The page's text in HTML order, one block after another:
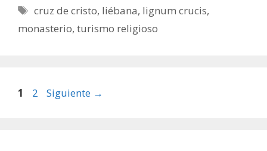
Etiquetas
cruz de cristo, liébana, lignum crucis,
monasterio, turismo religioso
Página
1 Página
2 Siguiente →